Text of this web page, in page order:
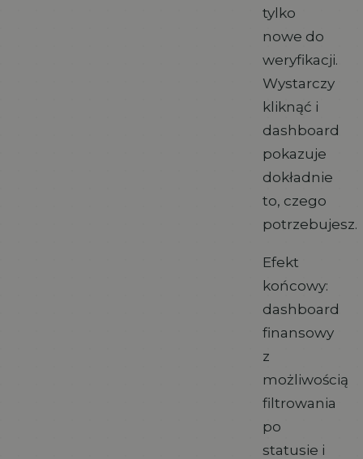
tylko
nowe do
weryfikacji.
Wystarczy
kliknąć i
dashboard
pokazuje
dokładnie
to, czego
potrzebujesz.
Efekt
końcowy:
dashboard
finansowy
z
możliwością
filtrowania
po
statusie i